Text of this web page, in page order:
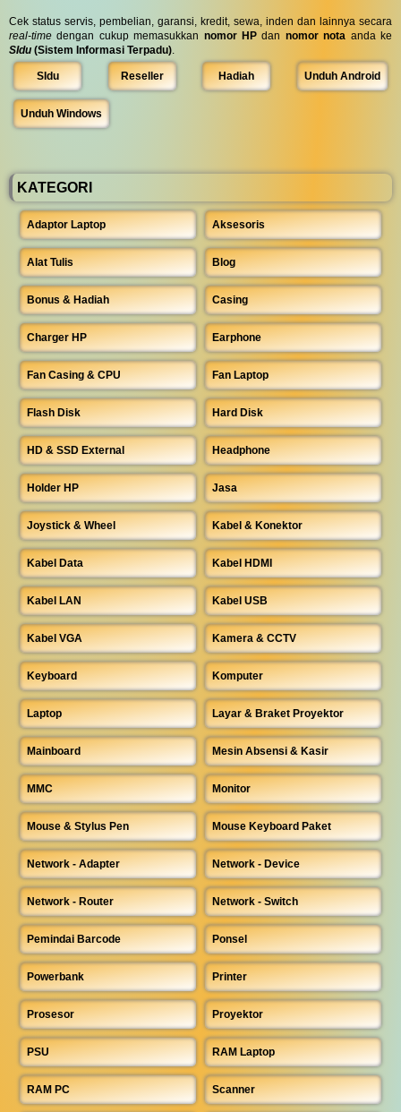
Cek status servis, pembelian, garansi, kredit, sewa, inden dan lainnya secara
real-time dengan cukup memasukkan nomor HP dan nomor nota anda ke
SIdu (Sistem Informasi Terpadu)
SIdu Reseller Hadiah Unduh Android
Unduh Windows
KATEGORI
Adaptor Laptop Aksesoris
Alat Tulis Blog
Bonus & Hadiah Casing
Charger HP Earphone
Fan Casing & CPU Fan Laptop
Flash Disk Hard Disk
HD & SSD External Headphone
Holder HP Jasa
Joystick & Wheel Kabel & Konektor
Kabel Data Kabel HDMI
Kabel LAN Kabel USB
Kabel VGA Kamera & CCTV
Keyboard Komputer
Laptop Layar & Braket Proyektor
Mainboard Mesin Absensi & Kasir
MMC Monitor
Mouse & Stylus Pen Mouse Keyboard Paket
Network - Adapter Network - Device
Network - Router Network - Switch
Pemindai Barcode Ponsel
Powerbank Printer
Prosesor Proyektor
PSU RAM Laptop
RAM PC Scanner